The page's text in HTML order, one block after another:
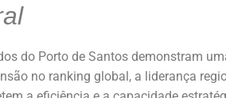
do Porto de Santos demonstram
no ranking global, a liderança